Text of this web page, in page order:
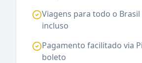
Viagens para todo o
incluso
Pagamento facilitado via
boleto